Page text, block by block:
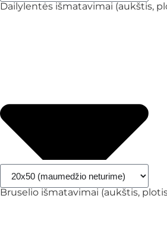
Dailylentės išmatavimai (aukštis,
Bruselio išmatavimai (aukštis,